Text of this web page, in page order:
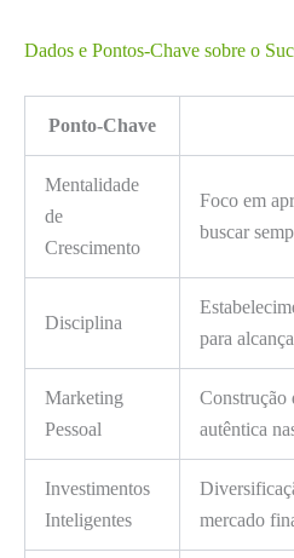
Dados e Pontos-Chave sobre o
Ponto-Chave
Mentalidade
de
Crescimento
Foco em
buscar
Disciplina
para
Marketing
Pessoal
Construção
autêntica
Investimentos
Inteligentes
mercado